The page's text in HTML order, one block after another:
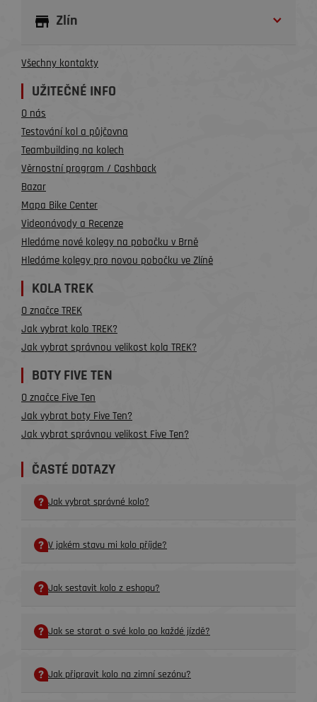
Zlín
Všechny kontakty
UŽITEČNÉ INFO
O nás
Testování kol a půjčovna
Teambuilding na kolech
Věrnostní program / Cashback
Bazar
Mapa Bike Center
Videonávody a Recenze
Hledáme nové kolegy na pobočku v Brně
Hledáme kolegy pro novou pobočku ve Zlíně
KOLA TREK
O značce TREK
Jak vybrat kolo TREK?
Jak vybrat správnou velikost kola TREK?
BOTY FIVE TEN
O značce Five Ten
Jak vybrat boty Five Ten?
Jak vybrat správnou velikost Five Ten?
ČASTÉ DOTAZY
Jak vybrat správné kolo?
V jakém stavu mi kolo příjde?
Jak sestavit kolo z eshopu?
Jak se starat o své kolo po každé jízdě?
Jak připravit kolo na zimní sezónu?